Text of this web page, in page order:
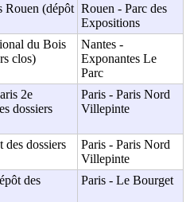
Rouen (dépôt Rouen - Parc des
Expositions
du Bois
clos)
Nantes -
Exponantes Le
Parc
2e
dossiers
Paris - Paris Nord
Villepinte
des dossiers
Paris - Paris Nord
Villepinte
des
Paris - Le Bourget